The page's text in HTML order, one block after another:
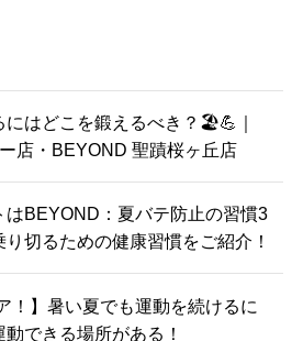
にはどこを鍛えるべき？🏖️💪｜
店・BEYOND 聖蹟桜ヶ丘店
はBEYOND：夏バテ防止の習慣3
切るための健康習慣をご紹介！
！】暑い夏でも運動を続けるに
できる場所がある！